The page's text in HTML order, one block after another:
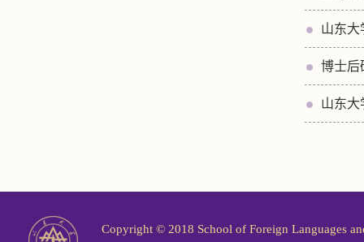
山东大
博士后
山东大
Copyright © 2018 School of Foreign Languages